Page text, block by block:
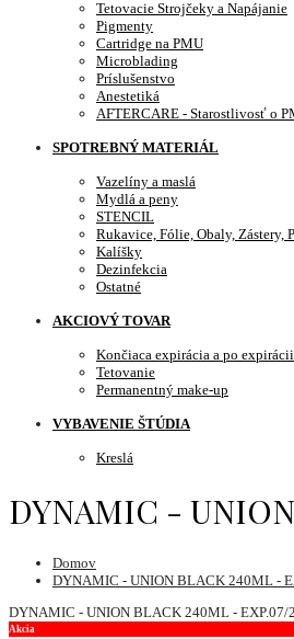
Tetovacie Strojčeky a Napájanie
Pigmenty
Cartridge na PMU
Microblading
Príslušenstvo
Anestetiká
AFTERCARE - Starostlivosť o
SPOTREBNÝ MATERIÁL
Vazelíny a maslá
Mydlá a peny
STENCIL
Rukavice, Fólie, Obaly, Zástery,
Kalíšky
Dezinfekcia
Ostatné
AKCIOVÝ TOVAR
Končiaca expirácia a po expirácii
Tetovanie
Permanentný make-up
VYBAVENIE ŠTÚDIA
Kreslá
DYNAMIC -
Domov
DYNAMIC - UNION BLACK 240ML -
DYNAMIC - UNION BLACK 240ML - EXP.07/
Akcia